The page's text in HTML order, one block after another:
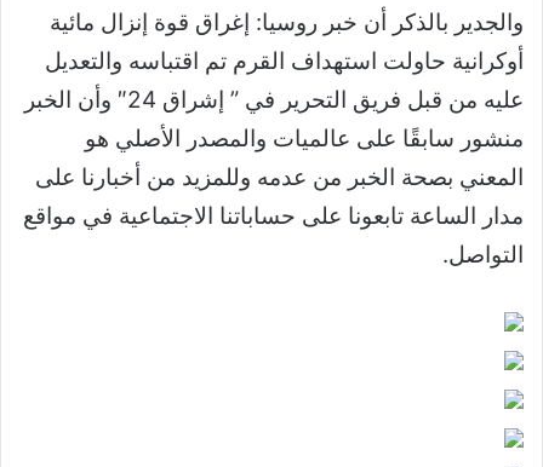
والجدير بالذكر أن خبر روسيا: إغراق قوة إنزال مائية
أوكرانية حاولت استهداف القرم تم اقتباسه والتعديل
عليه من قبل فريق التحرير في ” إشراق 24″ وأن الخبر
منشور سابقًا على عالميات والمصدر الأصلي هو
المعني بصحة الخبر من عدمه وللمزيد من أخبارنا على
مدار الساعة تابعونا على حساباتنا الاجتماعية في مواقع
التواصل.